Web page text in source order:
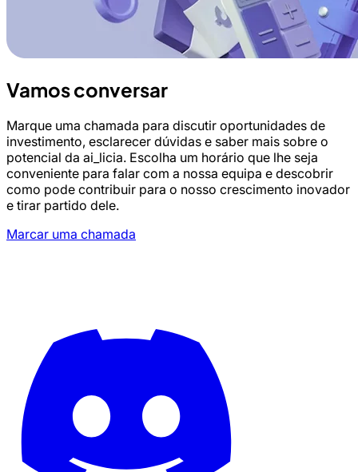
Vamos conversar
Marque uma chamada para discutir oportunidades de
investimento, esclarecer dúvidas e saber mais sobre o
potencial da ai_licia. Escolha um horário que lhe seja
conveniente para falar com a nossa equipa e descobrir
como pode contribuir para o nosso crescimento inovador
e tirar partido dele.
Marcar uma chamada